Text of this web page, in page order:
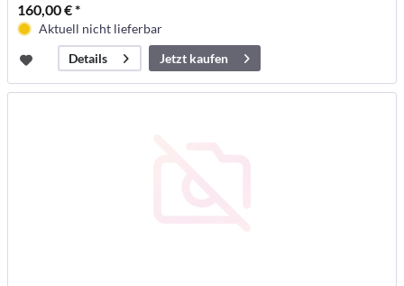
160,00 € *
Aktuell nicht lieferbar
Details
Jetzt kaufen